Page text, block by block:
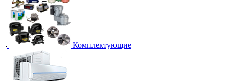
Комплектующие